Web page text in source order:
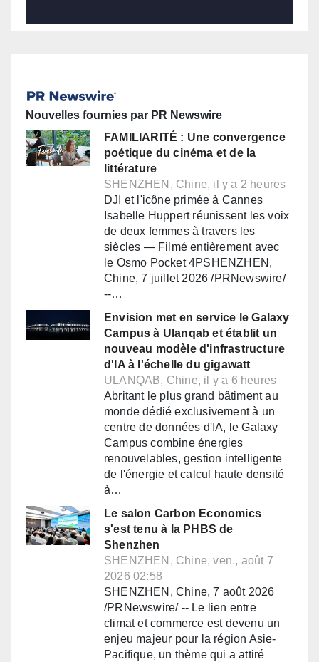
Nouvelles fournies par PR Newswire
FAMILIARITÉ : Une convergence
poétique du cinéma et de la
littérature
SHENZHEN, Chine, il y a 2 heures
DJI et l'icône primée à Cannes
Isabelle Huppert réunissent les voix
de deux femmes à travers les
siècles — Filmé entièrement avec
le Osmo Pocket 4PSHENZHEN,
Chine, 7 juillet 2026 /PRNewswire/
--…
Envision met en service le Galaxy
Campus à Ulanqab et établit un
nouveau modèle d'infrastructure
d'IA à l'échelle du gigawatt
ULANQAB, Chine, il y a 6 heures
Abritant le plus grand bâtiment au
monde dédié exclusivement à un
centre de données d'IA, le Galaxy
Campus combine énergies
renouvelables, gestion intelligente
de l'énergie et calcul haute densité
à…
Le salon Carbon Economics
s'est tenu à la PHBS de
Shenzhen
SHENZHEN, Chine, ven., août 7
2026 02:58
SHENZHEN, Chine, 7 août 2026
/PRNewswire/ -- Le lien entre
climat et commerce est devenu un
enjeu majeur pour la région Asie-
Pacifique, un thème qui a attiré